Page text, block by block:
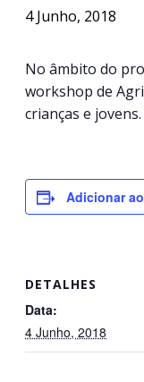
4 Junho, 2018
No âmbito do
workshop de
crianças e jovens.
Adicionar
DETALHES
Data:
4 Junho, 2018